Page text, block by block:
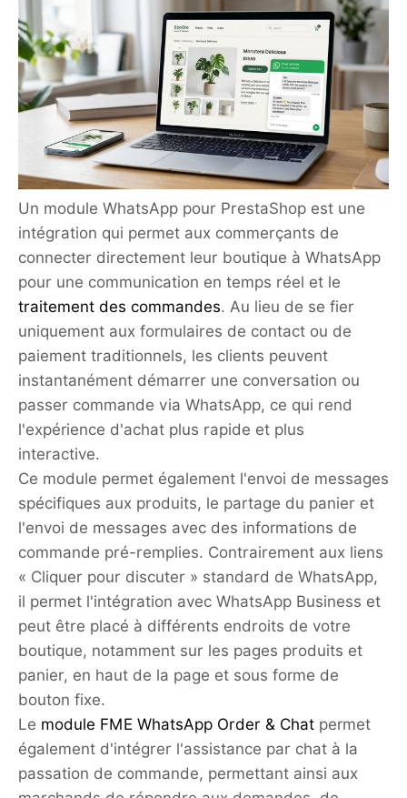
Un module WhatsApp pour PrestaShop est une
intégration qui permet aux commerçants de
connecter directement leur boutique à WhatsApp
pour une communication en temps réel et le
traitement des commandes. Au lieu de se fier
uniquement aux formulaires de contact ou de
paiement traditionnels, les clients peuvent
instantanément démarrer une conversation ou
passer commande via WhatsApp, ce qui rend
l'expérience d'achat plus rapide et plus
interactive.
Ce module permet également l'envoi de messages
spécifiques aux produits, le partage du panier et
l'envoi de messages avec des informations de
commande pré-remplies. Contrairement aux liens
« Cliquer pour discuter » standard de WhatsApp,
il permet l'intégration avec WhatsApp Business et
peut être placé à différents endroits de votre
boutique, notamment sur les pages produits et
panier, en haut de la page et sous forme de
bouton fixe.
Le module FME WhatsApp Order & Chat permet
également d'intégrer l'assistance par chat à la
passation de commande, permettant ainsi aux